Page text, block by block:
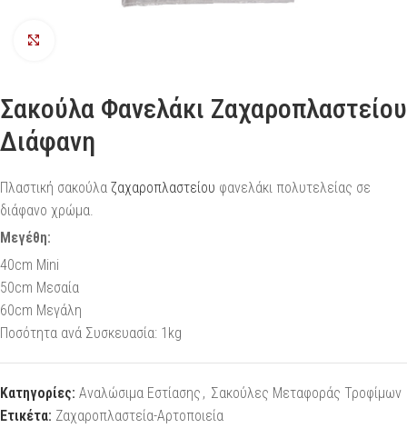
Σακούλα Φανελάκι Ζαχαροπλαστείου
Διάφανη
Πλαστική σακούλα ζαχαροπλαστείου φανελάκι πολυτελείας σε
διάφανο χρώμα.
Μεγέθη:
40cm Mini
50cm Μεσαία
60cm Μεγάλη
Ποσότητα ανά Συσκευασία: 1kg
Κατηγορίες: Αναλώσιμα Εστίασης , Σακούλες Μεταφοράς Τροφίμων
Ετικέτα: Ζαχαροπλαστεία-Αρτοποιεία